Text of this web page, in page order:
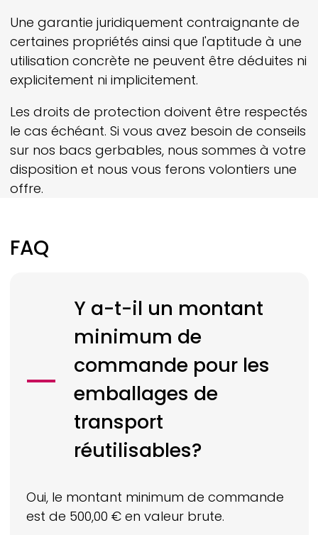
Une garantie juridiquement contraignante de
certaines propriétés ainsi que l'aptitude à une
utilisation concrète ne peuvent être déduites ni
explicitement ni implicitement.
Les droits de protection doivent être respectés
le cas échéant. Si vous avez besoin de conseils
sur nos bacs gerbables, nous sommes à votre
disposition et nous vous ferons volontiers une
offre.
FAQ
Y a-t-il un montant
minimum de
commande pour les
emballages de
transport
réutilisables?
Oui, le montant minimum de commande
est de 500,00 € en valeur brute.